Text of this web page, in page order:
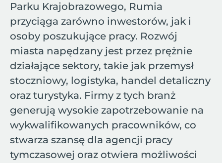
Parku Krajobrazowego, Rumia
przyciąga zarówno inwestorów, jak i
osoby poszukujące pracy. Rozwój
miasta napędzany jest przez prężnie
działające sektory, takie jak przemysł
stoczniowy, logistyka, handel detaliczny
oraz turystyka. Firmy z tych branż
generują wysokie zapotrzebowanie na
wykwalifikowanych pracowników, co
stwarza szansę dla agencji pracy
tymczasowej oraz otwiera możliwości